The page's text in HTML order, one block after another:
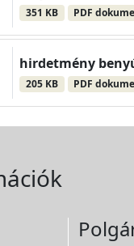
351 KB PDF
hirdetmény
205 KB PDF